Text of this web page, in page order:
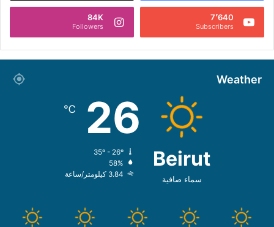
7٬640
Subscribers
84K
Followers
Weather
Beirut
سماء صافية
26
℃
58%
3.84 كيلومتر/ساعة